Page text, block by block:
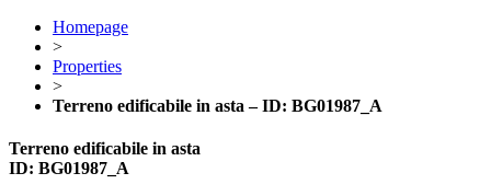
Homepage
>
Properties
>
Terreno edificabile in asta – ID: BG01987_A
Terreno edificabile in asta
ID: BG01987_A